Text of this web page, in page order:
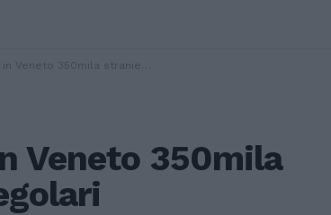
350mila stranieri regolari
Veneto 350mila